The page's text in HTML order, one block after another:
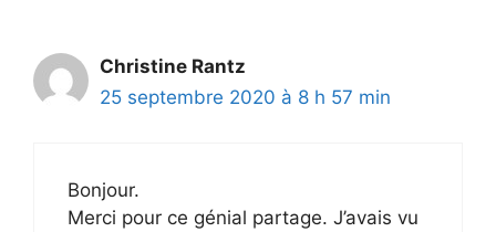
Christine Rantz
25 septembre 2020 à 8 h 57 min
Bonjour.
Merci pour ce génial partage. J’avais vu